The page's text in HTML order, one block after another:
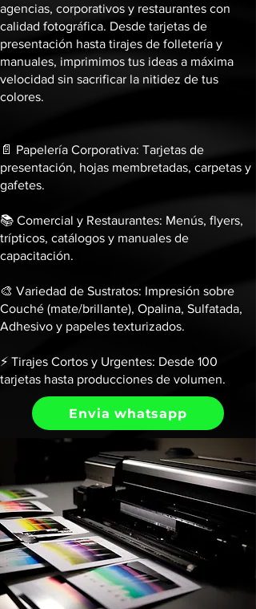
agencias, corporativos y restaurantes con
calidad fotográfica. Desde tarjetas de
presentación hasta tirajes de folletería y
manuales, imprimimos tus ideas a máxima
velocidad sin sacrificar la nitidez de tus
colores.
📄 Papelería Corporativa: Tarjetas de
presentación, hojas membretadas, carpetas y
gafetes.
📚 Comercial y Restaurantes: Menús, flyers,
trípticos, catálogos y manuales de
capacitación.
🎨 Variedad de Sustratos: Impresión sobre
Couché (mate/brillante), Opalina, Sulfatada,
Adhesivo y papeles texturizados.
⚡ Tirajes Cortos y Urgentes: Desde 100
tarjetas hasta producciones de volumen.
Envia whatsapp